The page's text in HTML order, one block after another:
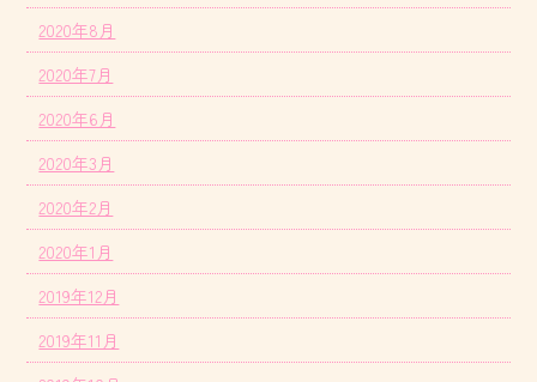
2020年8月
2020年7月
2020年6月
2020年3月
2020年2月
2020年1月
2019年12月
2019年11月